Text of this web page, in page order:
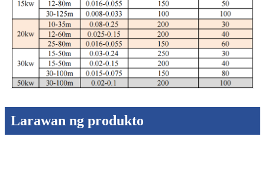
Larawan ng produkto